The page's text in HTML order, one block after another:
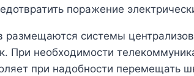
поражение
размещаются системы
При необходимости
при надобности перемещать